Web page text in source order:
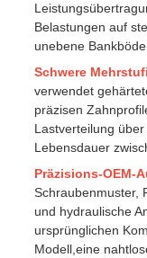
Belastungen auf
unebene
Schwere
verwendet
präzisen
Lastverteilung
Lebensdauer
Präzisions-OEM-
Schraubenmuster,
und hydraulische
ursprünglichen
Modell,eine